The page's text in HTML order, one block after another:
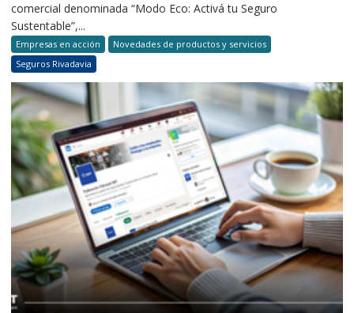
comercial denominada “Modo Eco: Activá tu Seguro
Sustentable”,...
Empresas en acción
Novedades de productos y servicios
Seguros Rivadavia